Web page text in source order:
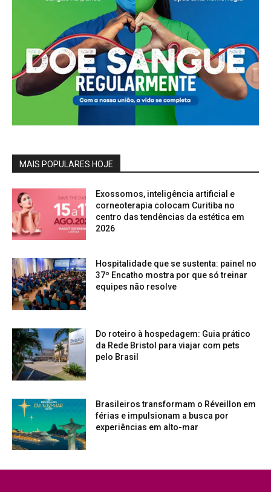
MAIS POPULARES HOJE
Exossomos, inteligência artificial e
corneoterapia colocam Curitiba no
centro das tendências da estética em
2026
Hospitalidade que se sustenta: painel no
37º Encatho mostra por que só treinar
equipes não resolve
Do roteiro à hospedagem: Guia prático
da Rede Bristol para viajar com pets
pelo Brasil
Brasileiros transformam o Réveillon em
férias e impulsionam a busca por
experiências em alto-mar